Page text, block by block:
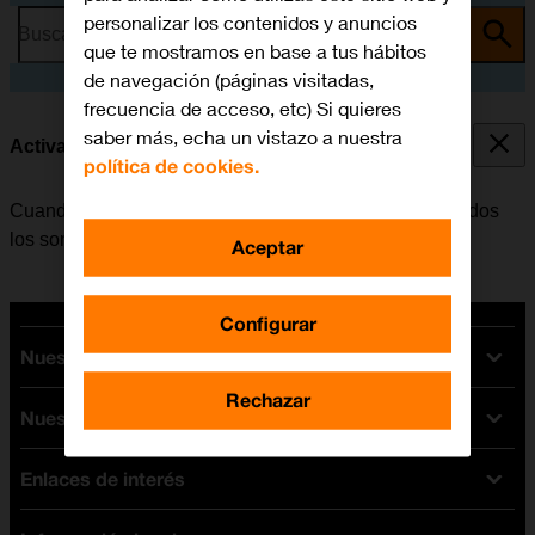
Busca por problema o tema
Activar o desactivar el modo silencioso
Cuando se activa el modo silencioso, se desactivan todos
los sonidos del móvil.
Nuestras tarifas
Tarifas Orange
Tarifas fibra y móvil
Tarifas móviles
Tarifas internet y fibra
Nuestros dispositivos
Ofertas en móviles
iPhone
Enlaces de interés
personalizar los contenidos y anuncios
que te mostramos en base a tus hábitos
de navegación (páginas visitadas,
frecuencia de acceso, etc) Si quieres
saber más, echa un vistazo a nuestra
política de cookies.
Configurar
Rechazar
Aceptar